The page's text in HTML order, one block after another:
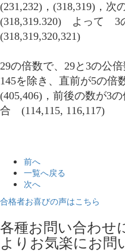
(231,232)，(318,319)，次
(318,319.320) よって 3
(318,319,320,321)
29の倍数で、29と3の公
145を除き、直前が5の倍
(405,406)，前後の数が3
合 (114,115, 116,117)
前へ
一覧へ戻る
次へ
合格者お喜びの声はこちら
各種お問い合わせ
よりお気楽にお問